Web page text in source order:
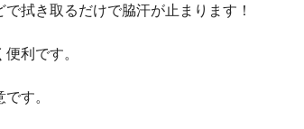
拭き取るだけで脇汗が止まります！
利です。
す。